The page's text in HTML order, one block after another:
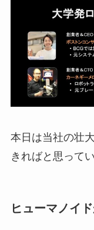
本日は当社の壮
きればと思ってい
ヒューマノイ